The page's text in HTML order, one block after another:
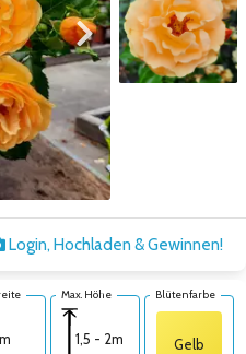
Zum nächsten Bild
Zum nächsten Bild
Login, Hochladen & Gewinnen!
Max. Höhe
1,5 - 2m
Blütenfarbe
Gelb